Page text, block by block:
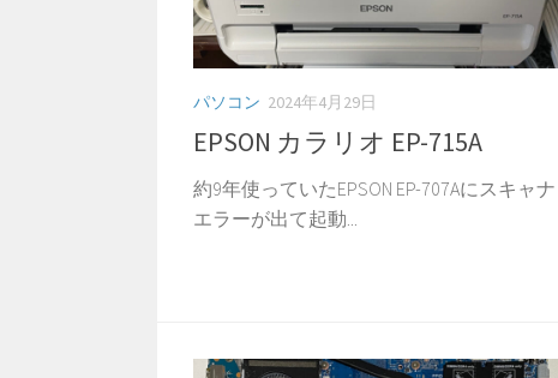
パソコン 2024年4月29日
EPSON カラリオ EP-715A
約9年使っていたEPSON EP-707Aにスキャナ
エラーが出て起動...